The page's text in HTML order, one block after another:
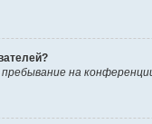
на